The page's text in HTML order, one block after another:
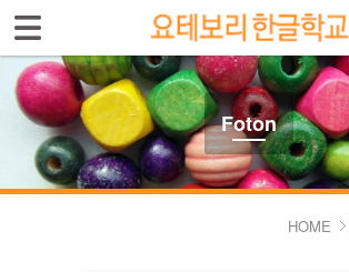
Foton
HOME
Select language
Introduktion av skolan
Skolinfo